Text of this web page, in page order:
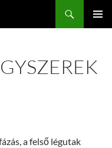
a felső légutak